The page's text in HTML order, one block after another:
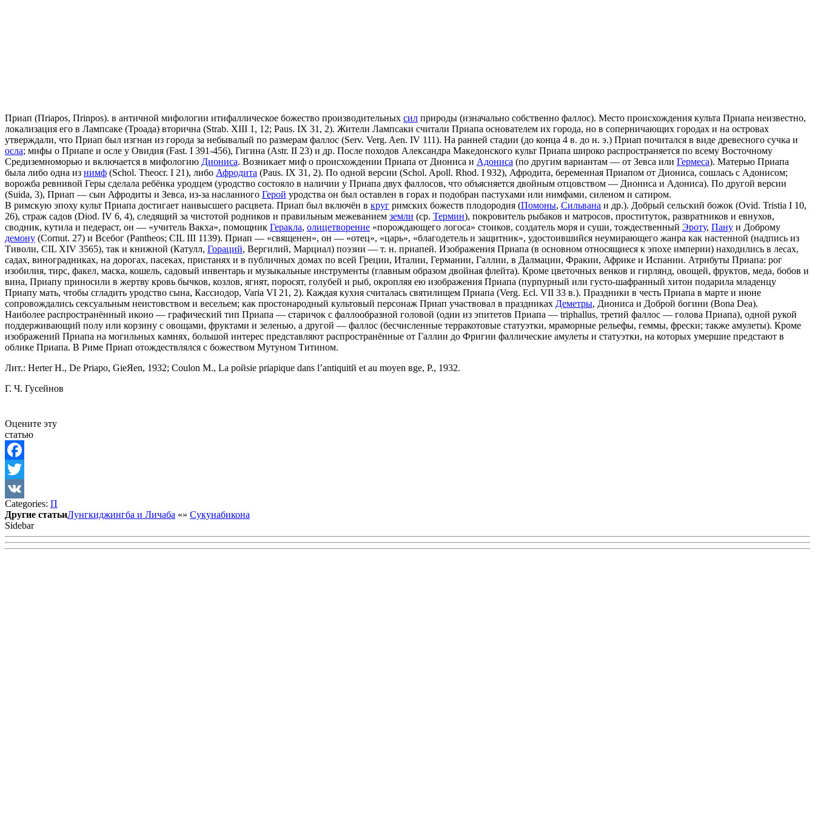
Приап (Пriapos, Пrinpos). в античной мифологии итифаллическое божество производительных сил природы (изначально собственно фаллос). Место происхождения культа Приапа неизвестно,
локализация его в Лампсаке (Троада) вторична (Strab. XIII 1, 12; Paus. IX 31, 2). Жители Лампсаки считали Приапа основателем их города, но в соперничающих городах и на островах
утверждали, что Приап был изгнан из города за небывалый по размерам фаллос (Serv. Verg. Aen. IV 111). На ранней стадии (до конца 4 в. до н. э.) Приап почитался в виде древесного сучка и
осла; мифы о Приапе и осле у Овидия (Fast. I 391-456), Гигина (Astr. II 23) и др. После походов Александра Македонского культ Приапа широко распространяется по всему Восточному
Средиземноморью и включается в мифологию Диониса. Возникает миф о происхождении Приапа от Диониса и Адониса (по другим вариантам — от Зевса или Гермеса). Матерью Приапа
была либо одна из нимф (Schol. Theocr. I 21), либо Афродита (Paus. IX 31, 2). По одной версии (Schol. Apoll. Rhod. I 932), Афродита, беременная Приапом от Диониса, сошлась с Адонисом;
ворожба ревнивой Геры сделала ребёнка уродцем (уродство состояло в наличии у Приапа двух фаллосов, что объясняется двойным отцовством — Диониса и Адониса). По другой версии
(Suida, 3), Приап — сын Афродиты и Зевса, из-за насланного Герой уродства он был оставлен в горах и подобран пастухами или нимфами, силеном и сатиром.
В римскую эпоху культ Приапа достигает наивысшего расцвета. Приап был включён в круг римских божеств плодородия (Помоны, Сильвана и др.). Добрый сельский божок (Ovid. Tristia I 10,
26), страж садов (Diod. IV 6, 4), следящий за чистотой родников и правильным межеванием земли (ср. Термин), покровитель рыбаков и матросов, проституток, развратников и евнухов,
сводник, кутила и педераст, он — «учитель Вакха», помощник Геракла, олицетворение «порождающего логоса» стоиков, создатель моря и суши, тождественный Эроту, Пану и Доброму
демону (Cornut. 27) и Всебог (Pantheos; CIL III 1139). Приап — «священен», он — «отец», «царь», «благодетель и защитник», удостоившийся неумирающего жанра как настенной (надпись из
Тиволи, CIL XIV 3565), так и книжной (Катулл, Гораций, Вергилий, Марциал) поэзии — т. н. приапей. Изображения Приапа (в основном относящиеся к эпохе империи) находились в лесах,
садах, виноградниках, на дорогах, пасеках, пристанях и в публичных домах по всей Греции, Италии, Германии, Галлии, в Далмации, Фракии, Африке и Испании. Атрибуты Приапа: рог
изобилия, тирс, факел, маска, кошель, садовый инвентарь и музыкальные инструменты (главным образом двойная флейта). Кроме цветочных венков и гирлянд, овощей, фруктов, меда, бобов и
вина, Приапу приносили в жертву кровь бычков, козлов, ягнят, поросят, голубей и рыб, окропляя ею изображения Приапа (пурпурный или густо-шафранный хитон подарила младенцу
Приапу мать, чтобы сгладить уродство сына, Кассиодор, Varia VI 21, 2). Каждая кухня считалась святилищем Приапа (Verg. Ecl. VII 33 в.). Праздники в честь Приапа в марте и июне
сопровождались сексуальным неистовством и весельем; как простонародный культовый персонаж Приап участвовал в праздниках Деметры, Диониса и Доброй богини (Bona Dea).
Наиболее распространённый иконо — графический тип Приапа — старичок с фаллообразной головой (один из эпитетов Приапа — triphallus, третий фаллос — голова Приапа), одной рукой
поддерживающий полу или корзину с овощами, фруктами и зеленью, а другой — фаллос (бесчисленные терракотовые статуэтки, мраморные рельефы, геммы, фрески; также амулеты). Кроме
изображений Приапа на могильных камнях, большой интерес представляют распространённые от Галлии до Фригии фаллические амулеты и статуэтки, на которых умершие предстают в
облике Приапа. В Риме Приап отождествлялся с божеством Мутуном Титином.
Лит.: Herter H., De Priapo, GieЯen, 1932; Coulon M., La poйsie priapique dans l’antiquitй et au moyen вge, P., 1932.
Г. Ч. Гусейнов
Оцените эту
статью
Facebook
Twitter
VK
Categories: П
Другие статьиЛунгкиджингба и Личаба «» Сукунабикона
Sidebar